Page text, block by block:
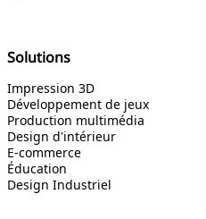
Solutions
Impression 3D
Développement de jeux
Production multimédia
Design d'intérieur
E-commerce
Éducation
Design Industriel